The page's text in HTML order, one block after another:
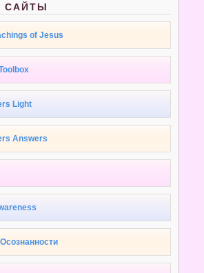
САЙТЫ
of Jesus
Light
Answers